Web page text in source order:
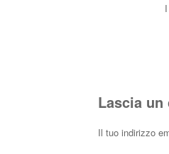
Lascia un
Il tuo indirizzo